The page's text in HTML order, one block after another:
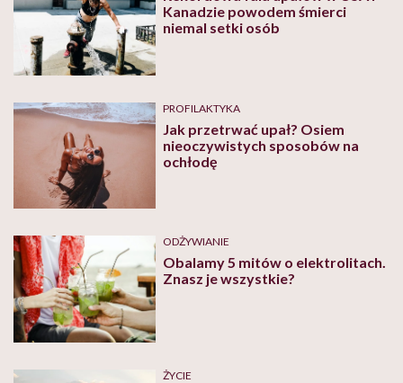
Kanadzie powodem śmierci
niemal setki osób
PROFILAKTYKA
Jak przetrwać upał? Osiem
nieoczywistych sposobów na
ochłodę
ODŻYWIANIE
Obalamy 5 mitów o elektrolitach.
Znasz je wszystkie?
ŻYCIE